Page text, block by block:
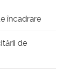
încadrare
de